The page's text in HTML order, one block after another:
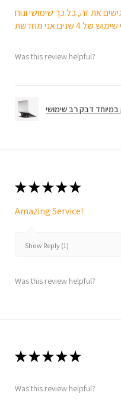
את זה, כל כך שימושי ונוח
שנים אני מחדשת
Was this review helpful?
דבק רב שימושי
★★★★★
Amazing Service!
Show Reply (1)
Was this review helpful?
★★★★★
Was this review helpful?